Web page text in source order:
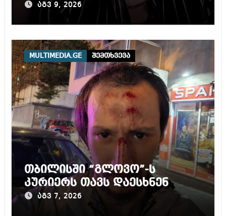
აგვ 9, 2026
MULTIMEDIA.GE შემთხვევა
თბილისში “გლოვო”-ს
კურიერს თავს დაესხნენ
აგვ 7, 2026